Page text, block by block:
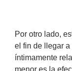
Por otro lado,
el fin de llegar
íntimamente
menor es la